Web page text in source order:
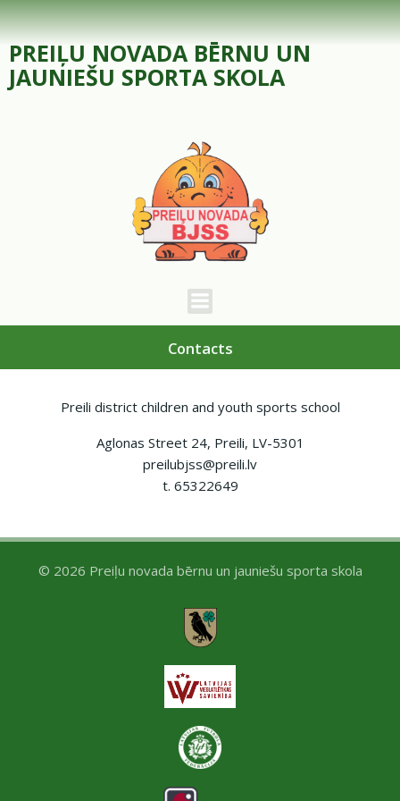
Skip
to
content
PREIĻU NOVADA BĒRNU UN
JAUNIEŠU SPORTA SKOLA
Contacts
Preili district children and youth sports school
Aglonas Street 24, Preili, LV-5301
preilubjss@preili.lv
t. 65322649
© 2026 Preiļu novada bērnu un jauniešu sporta skola